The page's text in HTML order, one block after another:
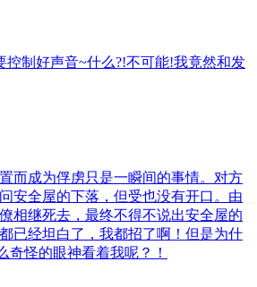
控制好声音~什么?!不可能!我竟然和发
而成为俘虏只是一瞬间的事情。对方
安全屋的下落，但受也没有开口。由
相继死去，最终不得不说出安全屋的
已经坦白了，我都招了啊！但是为什
奇怪的眼神看着我呢？！